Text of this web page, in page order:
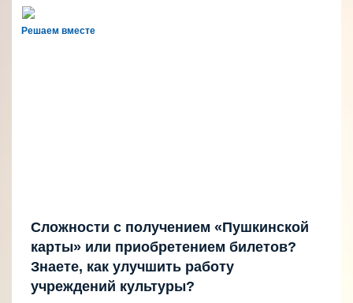
Решаем вместе
Сложности с получением «Пушкинской
карты» или приобретением билетов?
Знаете, как улучшить работу
учреждений культуры?